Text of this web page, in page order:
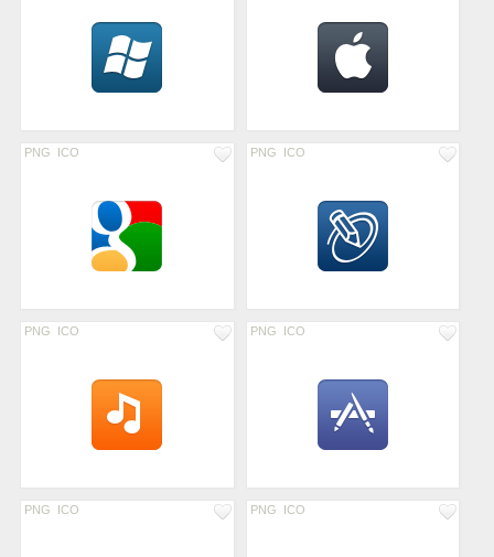
PNG ICO PNG ICO
PNG ICO PNG ICO
PNG ICO PNG ICO